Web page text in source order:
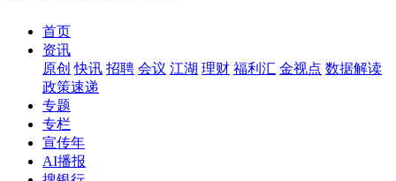
首页
资讯
原创 快讯 招聘 会议 江湖 理财 福利汇 金视点 数据解读
政策速递
专题
专栏
宣传年
AI播报